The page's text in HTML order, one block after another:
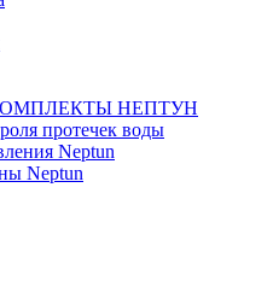
НЕПТУН
протечек воды
Neptun
Neptun